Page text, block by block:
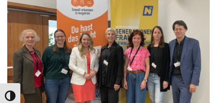
UMSCHALTEN AUF HOHE KONTRASTE